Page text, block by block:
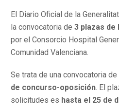
El Diario Oficial de la
la convocatoria de3 plazas de
por el Consorcio Hospital
Comunidad Valenciana.
Se trata de una convocatoria de
de concurso-oposición . El
solicitudes es hasta el 25 de